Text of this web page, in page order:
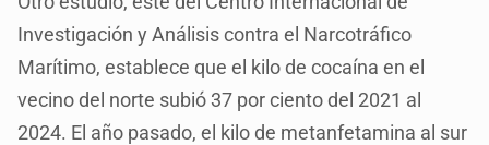
Investigación y Análisis contra el Narcotráfico
Marítimo, establece que el kilo de cocaína en el
vecino del norte subió 37 por ciento del 2021 al
2024. El año pasado, el kilo de metanfetamina al sur